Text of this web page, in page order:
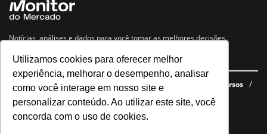
Utilizamos cookies para oferecer melhor
experiência, melhorar o desempenho, analisar
como você interage em nosso site e
personalizar conteúdo. Ao utilizar este site, você
concorda com o uso de cookies.
Notícias, análises e dados para você tomar as melhores decisões.
Navegue no site
Últimas notícias Quem somos E-books gratuitos
Cursos
Política de privacidade